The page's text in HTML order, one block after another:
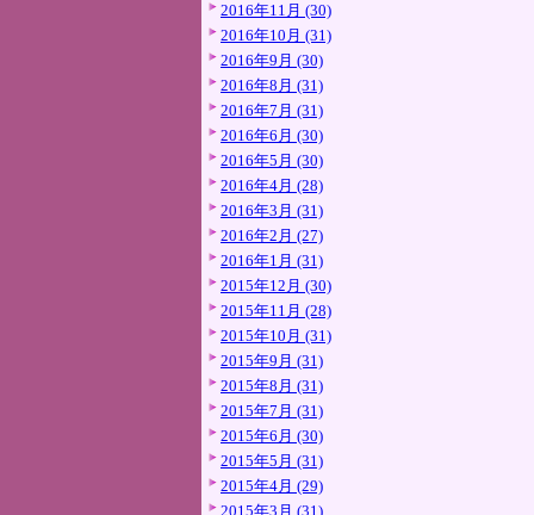
2016年11月 (30)
2016年10月 (31)
2016年9月 (30)
2016年8月 (31)
2016年7月 (31)
2016年6月 (30)
2016年5月 (30)
2016年4月 (28)
2016年3月 (31)
2016年2月 (27)
2016年1月 (31)
2015年12月 (30)
2015年11月 (28)
2015年10月 (31)
2015年9月 (31)
2015年8月 (31)
2015年7月 (31)
2015年6月 (30)
2015年5月 (31)
2015年4月 (29)
2015年3月 (31)